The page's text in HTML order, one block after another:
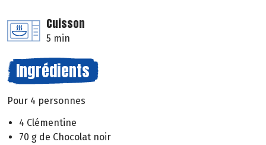
Cuisson
5 min
Ingrédients
Pour 4 personnes
4 Clémentine
70 g de Chocolat noir